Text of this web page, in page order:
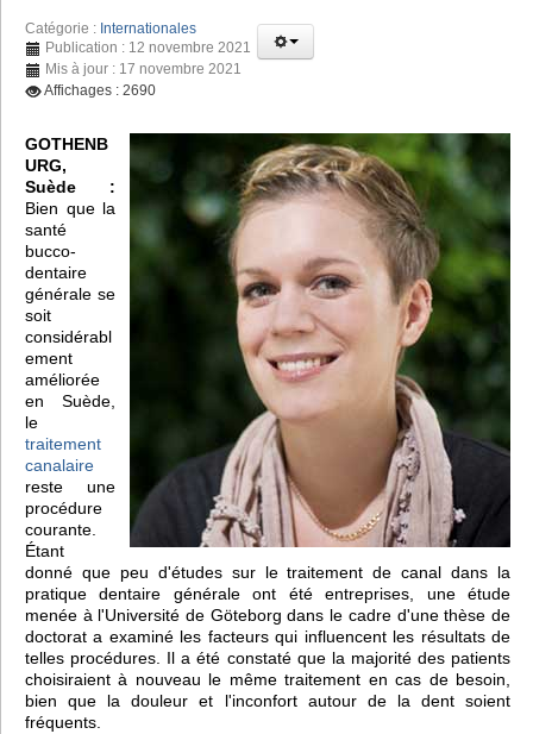
Catégorie : Internationales
Publication : 12 novembre 2021
Mis à jour : 17 novembre 2021
Affichages : 2690
GOTHENB
URG,
Suède :
Bien que la
santé
bucco-
dentaire
générale se
soit
considérabl
ement
améliorée
en Suède,
le
traitement
canalaire
reste une
procédure
courante.
Étant
donné que peu d'études sur le traitement de canal dans la
pratique dentaire générale ont été entreprises, une étude
menée à l'Université de Göteborg dans le cadre d'une thèse de
doctorat a examiné les facteurs qui influencent les résultats de
telles procédures. Il a été constaté que la majorité des patients
choisiraient à nouveau le même traitement en cas de besoin,
bien que la douleur et l'inconfort autour de la dent soient
fréquents.